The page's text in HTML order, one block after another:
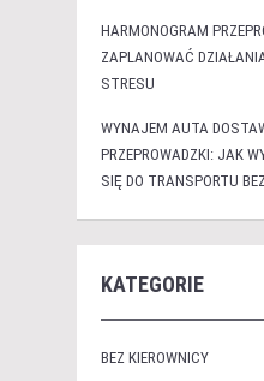
HARMONOGRAM
ZAPLANOWAĆ
STRESU
WYNAJEM AUTA
PRZEPROWADZKI: JAK
SIĘ DO TRANSPORTU
KATEGORIE
BEZ KIEROWNICY